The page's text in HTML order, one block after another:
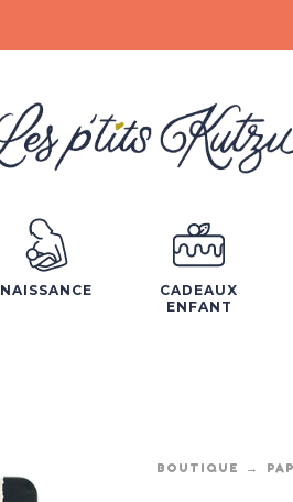
NAISSANCE
CADEAUX
ENFANT
BOUTIQUE